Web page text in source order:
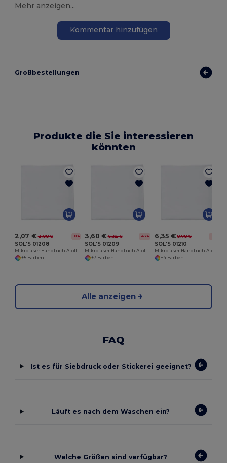
Mehr anzeigen...
Kommentar hinzufügen
Großbestellungen
Produkte die Sie interessieren
könnten
2,07 € 2,08 € -0%
SOL'S 01208
+5 Farben
3,60 € 6,32 € -43%
SOL'S 01209
+7 Farben
6,35 € 8,78 € -28%
SOL'S 01210
+4 Farben
Alle anzeigen
FAQ
Ist es für Siebdruck oder Stickerei geeignet?
Läuft es nach dem Waschen ein?
Welche Größen sind verfügbar?